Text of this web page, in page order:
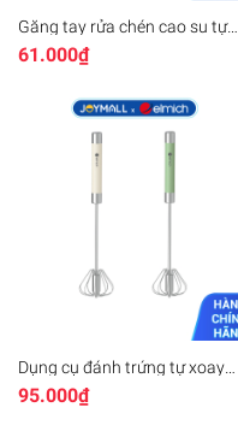
Găng tay rửa chén cao su tự
nhiên LocknLock ETM830
ETM831 ETM832 - Hàng chính
61.000₫
Dụng cụ đánh trứng tự xoay
inox Elmich EL8414, Hàng
chính hãng, chất liệu inox, cán
95.000₫